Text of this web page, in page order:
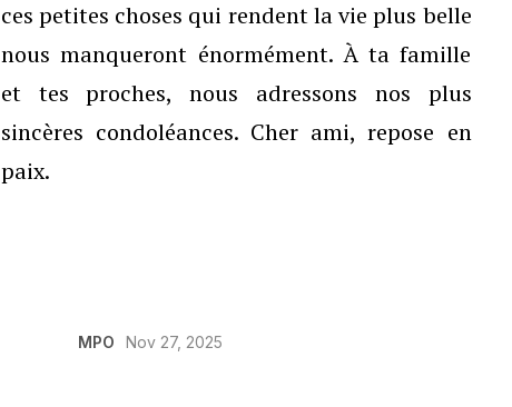
ces petites choses qui rendent la vie plus belle
nous manqueront énormément. À ta famille
et tes proches, nous adressons nos plus
sincères condoléances. Cher ami, repose en
paix.
MPO Nov 27, 2025